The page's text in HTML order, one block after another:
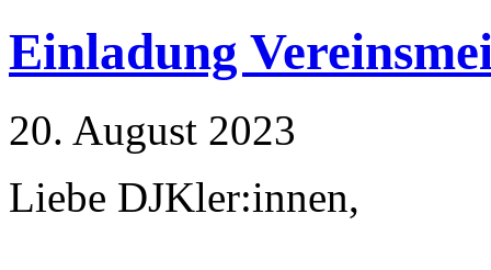
Einladung
20. August 2023
Liebe DJKler:innen,